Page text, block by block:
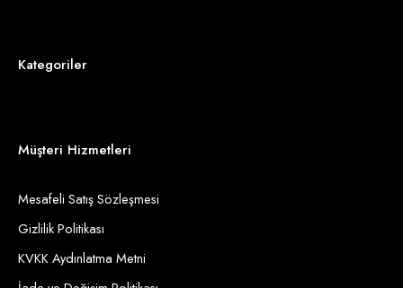
Kategoriler
Müşteri Hizmetleri
Mesafeli Satış Sözleşmesi
Gizlilik Politikası
KVKK Aydınlatma Metni